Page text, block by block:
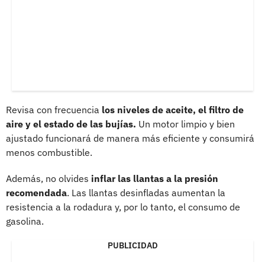
Revisa con frecuencia los niveles de aceite, el filtro de
aire y el estado de las bujías. Un motor limpio y bien
ajustado funcionará de manera más eficiente y consumirá
menos combustible.
Además, no olvides inflar las llantas a la presión
recomendada. Las llantas desinfladas aumentan la
resistencia a la rodadura y, por lo tanto, el consumo de
gasolina.
PUBLICIDAD